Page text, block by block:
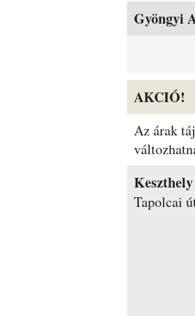
Szobák és
Gyöngyi
AKCIÓ!
Az árak
Keszthely
Tapolcai